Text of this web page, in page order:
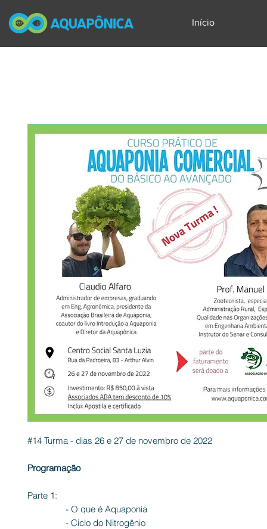
Início
#14 Turma - dias 26 e 27 de novembro de 2022
Programação
Parte 1:
- O que é Aquaponia
- Ciclo do Nitrogênio